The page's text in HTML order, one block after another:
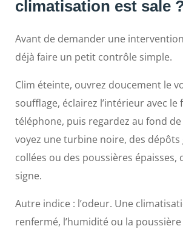
climatisation est sale
Avant de demander une
déjà faire un petit contrôle simple.
Clim éteinte, ouvrez doucement le
soufflage, éclairez l’intérieur avec le
téléphone, puis regardez au fond de
voyez une turbine noire, des dépôts
collées ou des poussières épaisses,
signe.
Autre indice : l’odeur. Une
renfermé, l’humidité ou la poussière